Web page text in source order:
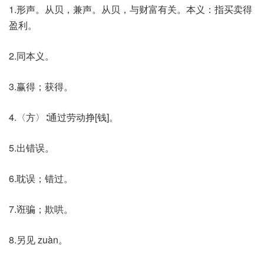
1.形声。从贝，兼声。从贝，与财富有关。本义：指买卖得
盈利。
2.同本义。
3.赢得；获得。
4.〈方〉∶通过劳动挣[钱]。
5.出错误。
6.耽误；错过。
7.诳骗；欺哄。
8.另见 zuàn。